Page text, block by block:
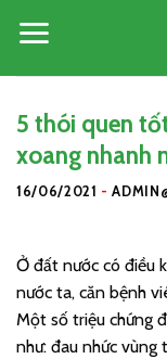
5 thói quen
xoang nhanh
16/06/2021 -
Ở đất nước có điều
nước ta, căn bệnh
Một số triệu chứng
như: đau nhức vùng